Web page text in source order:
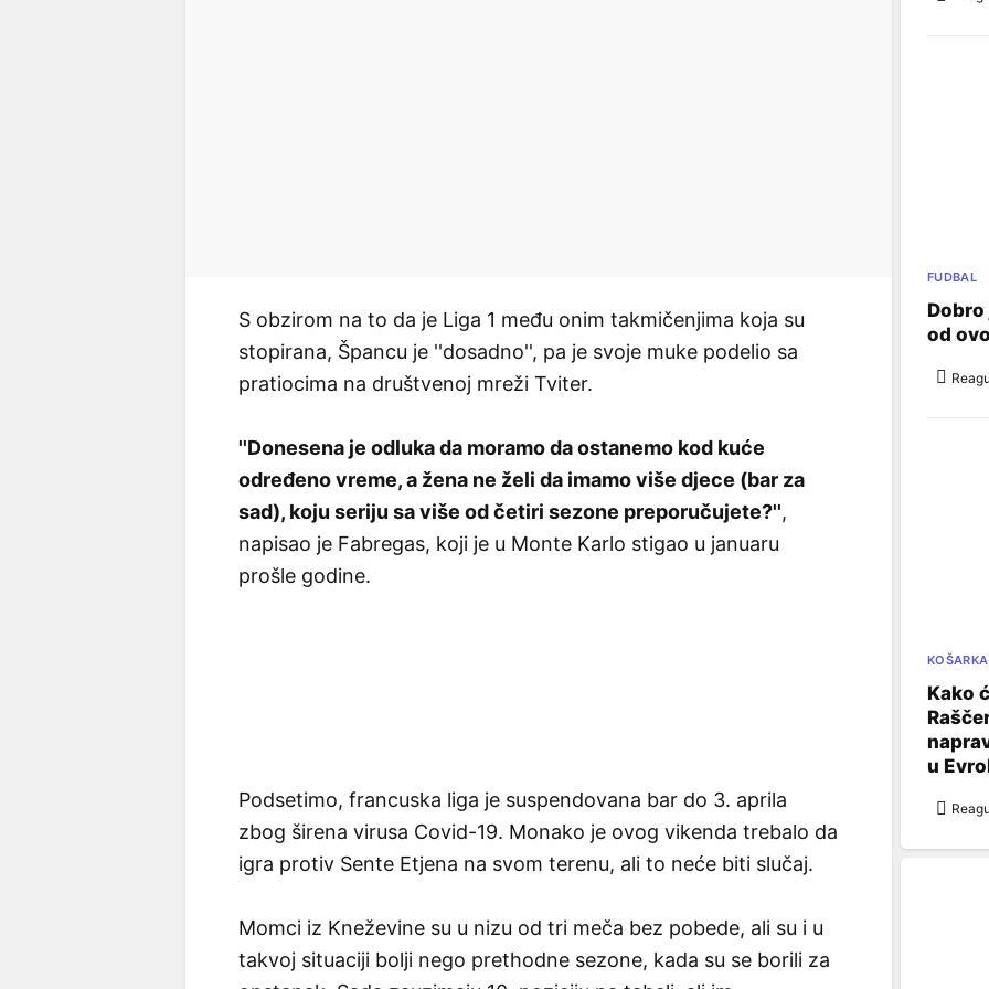
S obzirom na to da je Liga 1 među onim takmičenjima koja su
stopirana, Špancu je ''dosadno'', pa je svoje muke podelio sa
pratiocima na društvenoj mreži Tviter.
''Donesena je odluka da moramo da ostanemo kod kuće
određeno vreme, a žena ne želi da imamo više djece (bar za
sad), koju seriju sa više od četiri sezone preporučujete?'',
napisao je Fabregas, koji je u Monte Karlo stigao u januaru
prošle godine.
Podsetimo, francuska liga je suspendovana bar do 3. aprila
zbog širena virusa Covid-19. Monako je ovog vikenda trebalo da
igra protiv Sente Etjena na svom terenu, ali to neće biti slučaj.
Momci iz Kneževine su u nizu od tri meča bez pobede, ali su i u
takvoj situaciji bolji nego prethodne sezone, kada su se borili za
FUDBAL
Dobro
od
KOŠARKA
Kako
u